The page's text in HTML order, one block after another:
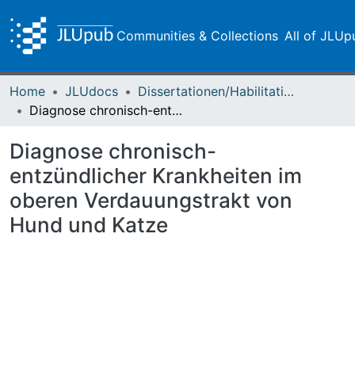
Communities & Collections All of
Home JLUdocs
Dissertationen/Habilitationen
Diagnose chronisch-entzündlicher Krankheiten im oberen Verdauungstrakt von Hund und Katze
Diagnose chronisch-
entzündlicher Krankheiten im
oberen Verdauungstrakt von
Hund und Katze